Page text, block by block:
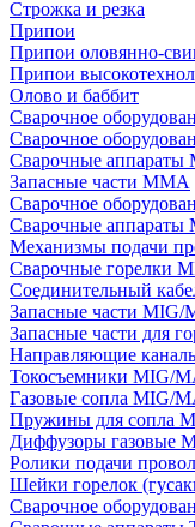
Строжка и резка
Припои
Припои оловянно-
Припои
Олово и баббит
Сварочное
Сварочное
Сварочные аппараты
Запасные части MMA
Сварочное
Сварочные аппараты
Механизмы подачи
Сварочные горелки
Соединительный
Запасные части MIG/
Запасные части для
Направляющие
Токосъемники MIG/
Газовые сопла MIG/
Пружины для сопла
Диффузоры газовые
Ролики подачи
Шейки горелок
Сварочное